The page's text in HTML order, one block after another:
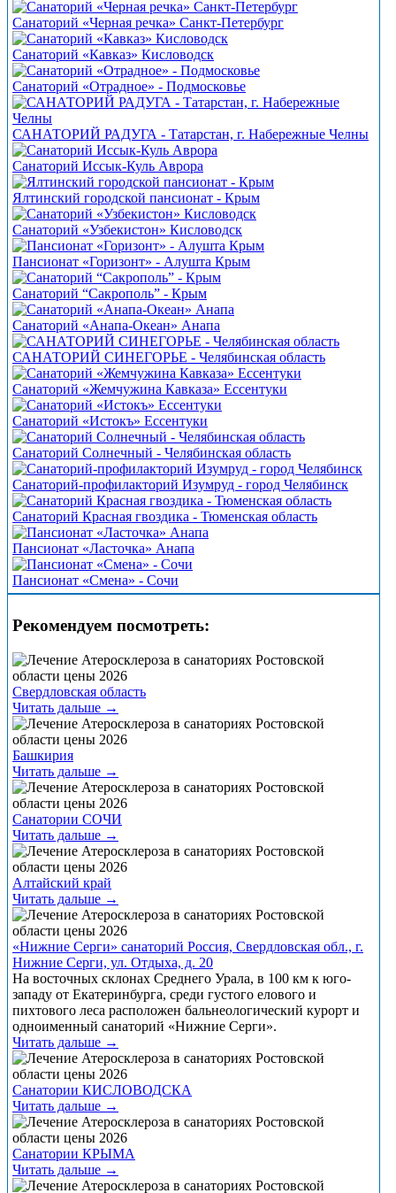
Санаторий «Черная речка» Санкт-Петербург
Санаторий «Кавказ» Кисловодск
Санаторий «Отрадное» - Подмосковье
САНАТОРИЙ РАДУГА - Татарстан, г. Набережные Челны
Санаторий Иссык-Куль Аврора
Ялтинский городской пансионат - Крым
Санаторий «Узбекистон» Кисловодск
Пансионат «Горизонт» - Алушта Крым
Санаторий “Сакрополь” - Крым
Санаторий «Анапа-Океан» Анапа
САНАТОРИЙ СИНЕГОРЬЕ - Челябинская область
Санаторий «Жемчужина Кавказа» Ессентуки
Санаторий «Истокъ» Ессентуки
Санаторий Солнечный - Челябинская область
Санаторий-профилакторий Изумруд - город Челябинск
Санаторий Красная гвоздика - Тюменская область
Пансионат «Ласточка» Анапа
Пансионат «Смена» - Сочи
Рекомендуем посмотреть:
Свердловская область
Читать дальше →
Башкирия
Читать дальше →
Санатории СОЧИ
Читать дальше →
Алтайский край
Читать дальше →
«Нижние Серги» санаторий Россия, Свердловская обл., г.
Нижние Серги, ул. Отдыха, д. 20
На восточных склонах Среднего Урала, в 100 км к юго-
западу от Екатеринбурга, среди густого елового и
пихтового леса расположен бальнеологический курорт и
одноименный санаторий «Нижние Серги».
Читать дальше →
Санатории КИСЛОВОДСКА
Читать дальше →
Санатории КРЫМА
Читать дальше →